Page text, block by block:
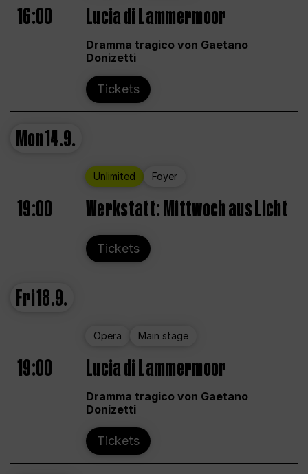
16:00 Lucia di Lammermoor
Dramma tragico von Gaetano
Donizetti
Tickets
Mon14.9.
Unlimited Foyer
19:00 Werkstatt: Mittwoch aus Licht
Tickets
Fri18.9.
Opera Main stage
19:00 Lucia di Lammermoor
Dramma tragico von Gaetano
Donizetti
Tickets